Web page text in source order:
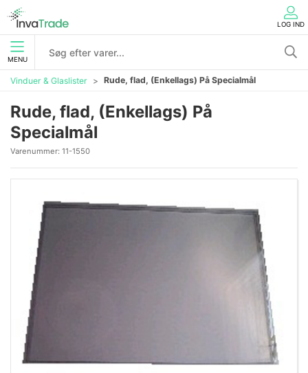
LOG IND
MENU
Vinduer & Glaslister Rude, flad, (Enkellags) På Specialmål
Rude, flad, (Enkellags) På
Specialmål
Varenummer: 11-1550